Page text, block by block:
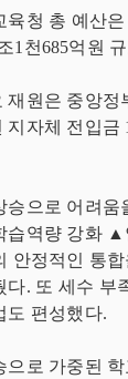
청 총 예산은
1천685억원
재원은 중앙정
지자체 전입금
승으로 어려움
역량 강화 ▲
안정적인 통
다. 또 세수 부
도 편성했다.
으로 가중된